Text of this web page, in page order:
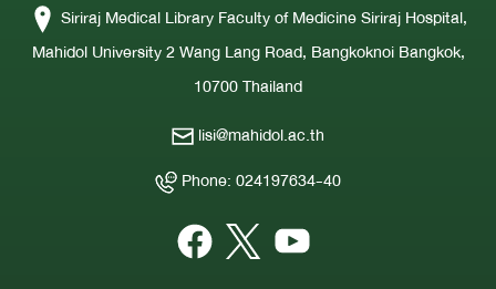
Siriraj Medical Library Faculty of Medicine Siriraj Hospital,
Mahidol University 2 Wang Lang Road, Bangkoknoi Bangkok,
10700 Thailand
lisi@mahidol.ac.th
Phone: 024197634-40